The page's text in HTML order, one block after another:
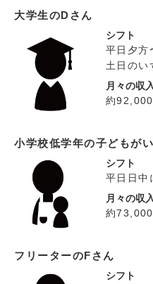
大学生のDさん
シフト
平日夕方
土日のい
月々の収入
約92,000
小学校低学年の子どもが
シフト
平日日中
月々の収入
約73,000
フリーターのFさん
シフト